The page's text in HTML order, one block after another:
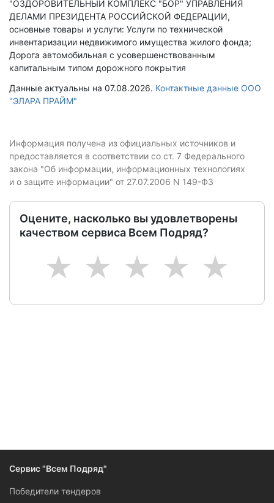
"ОЗДОРОВИТЕЛЬНЫЙ КОМПЛЕКС "БОР" УПРАВЛЕНИЯ
ДЕЛАМИ ПРЕЗИДЕНТА РОССИЙСКОЙ ФЕДЕРАЦИИ,
основные товары и услуги: Услуги по технической
инвентаризации недвижимого имущества жилого фонда;
Дорога автомобильная с усовершенствованным
капитальным типом дорожного покрытия
Данные актуальны на 07.08.2026. Контактные данные ООО
"ЭЛАРА ПРАЙМ"
Информация получена из официальных источников и
предоставляется в соответствии со ст. 7 Федерального
закона "Об информации, информационных технологиях
и о защите информации" от 27.07.2006 N 149-ФЗ
Оцените, насколько вы удовлетворены
качеством сервиса Всем Подряд?
5
4
3
2
1
Сервис "Всем Подряд"
Победители тендеров